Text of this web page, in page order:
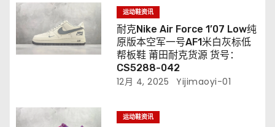
运动鞋资讯
耐克Nike Air Force 1’07 Low纯
原版本空军一号AF1米白灰标低
帮板鞋 莆田耐克货源 货号：
CS5288-042
12月 4, 2025 Yijimaoyi-01
运动鞋资讯